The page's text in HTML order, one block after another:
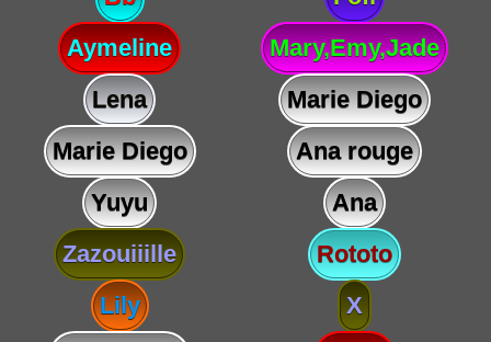
Aymeline
Mary,Emy,Jade
Lena
Marie Diego
Marie Diego
Ana rouge
Yuyu
Ana
Zazouiiille
Rototo
Lily
X